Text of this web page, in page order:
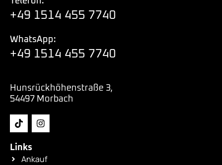
+49 1514 455 7740
WhatsApp:
+49 1514 455 7740
Hunsrückhöhenstraße 3,
54497 Morbach
Links
Ankauf